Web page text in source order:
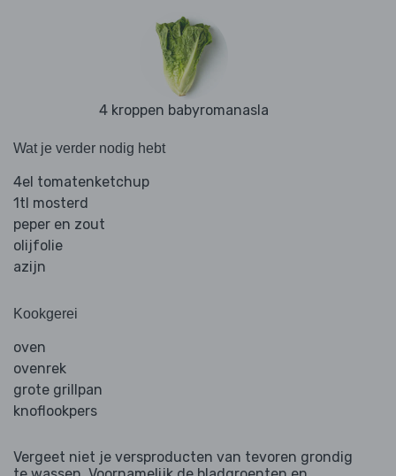
4 kroppen babyromanasla
Wat je verder nodig hebt
4el tomatenketchup
1tl mosterd
peper en zout
olijfolie
azijn
Kookgerei
oven
ovenrek
grote grillpan
knoflookpers
Vergeet niet je versproducten van tevoren grondig